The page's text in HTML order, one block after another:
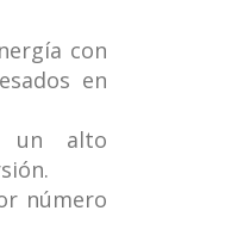
con
en
un alto
número